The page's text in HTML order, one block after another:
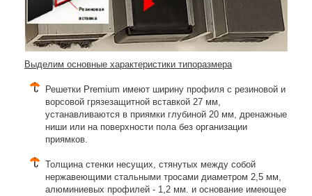
Выделим основные характеристики типоразмера
Решетки Premium имеют ширину профиля с резиновой и
ворсовой грязезащитной вставкой 27 мм,
устанавливаются в приямки глубиной 20 мм, дренажные
ниши или на поверхности пола без организации
приямков.
Толщина стенки несущих, стянутых между собой
нержавеющими стальными тросами диаметром 2,5 мм,
алюминиевых профилей - 1,2 мм. и основание имеющее